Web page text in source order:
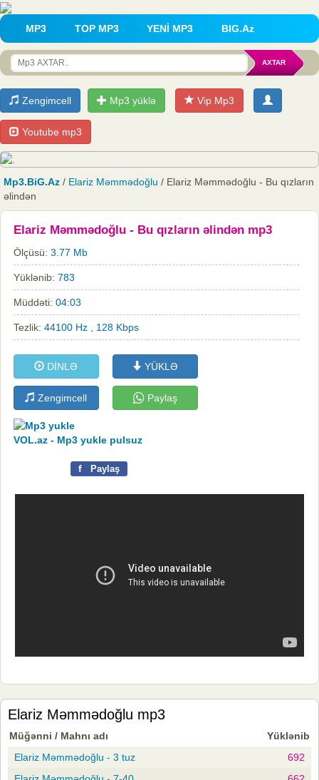
MP3 TOP MP3 YENİ MP3 BIG.Az
Zengimcell Mp3 yüklə Vip Mp3
Youtube mp3
Mp3.BiG.Az / Elariz Məmmədoğlu / Elariz Məmmədoğlu - Bu qızların
əlindən
Elariz Məmmədoğlu - Bu qızların əlindən mp3
Ölçüsü: 3.77 Mb
Yüklənib: 783
Müddəti: 04:03
Tezlik: 44100 Hz , 128 Kbps
DİNLƏ YÜKLƏ
Zengimcell Paylaş
VOL.az - Mp3 yukle pulsuz
f Paylaş
Elariz Məmmədoğlu mp3
Müğənni / Mahnı adı
Yüklənib
Elariz Məmmədoğlu - 3 tuz
692